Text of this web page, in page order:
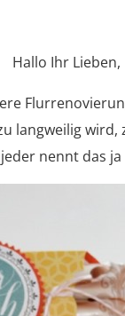
Hallo Ihr Lieben,
langweilig wird,
nennt das